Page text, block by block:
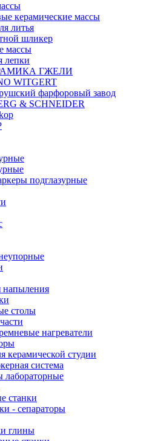
керамические массы
литья
шликер
массы
лепки
ГЖЕЛИ
WITGERT
фарфоровый завод
& SCHNEIDER
подглазурные
напыления
столы
нагреватели
керамической студии
система
станки
- сепараторы
глины